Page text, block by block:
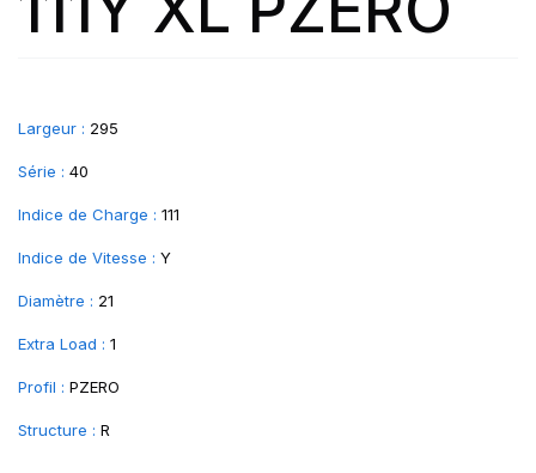
Largeur : 295
Série : 40
Indice de Charge : 111
Indice de Vitesse : Y
Diamètre : 21
Extra Load : 1
Profil : PZERO
Structure : R